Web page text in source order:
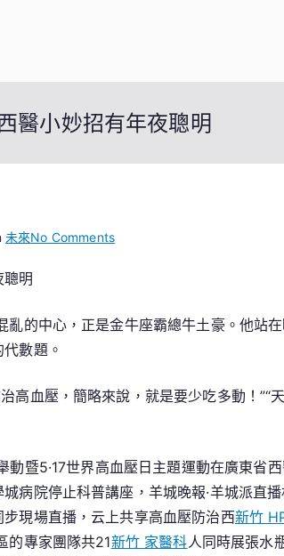
醫小妙招有年夜聰明
未來No Commentson
血
診
醫
壓，
西
醫
明
亂的中心，正是金牛座霸總牛土豪。他站
數題。
高血壓，簡略來說，就是要少吃多動！”“
動暨5·17世界高血壓日主題運動在廣東
病院停止科普講座，羊城晚報·羊城派直
現場直播，云上共享高血壓防治西新竹
的專家團隊共21新竹 家醫科人同時展張水